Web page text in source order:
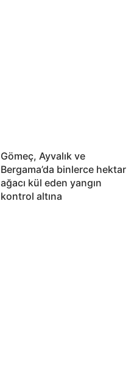
Gömeç, Ayvalık ve
Bergama’da binlerce hektar
ağacı kül eden yangın
kontrol altına